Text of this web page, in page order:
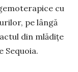
cu
pe lân­gă
din mlă­dițe
Sequoia.